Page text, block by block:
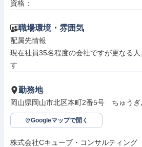
資格：
職場環境・雰囲気
配属先情報
現在社員35名程度の会社ですが更なる
す
勤務地
岡山県岡山市北区本町2番5号　ちゅう
Googleマップで開く
株式会社Cキューブ・コンサルティング